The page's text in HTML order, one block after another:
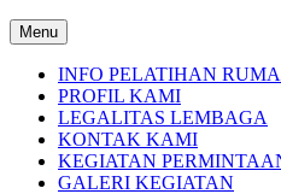
Menu
INFO PELATIHAN
PROFIL KAMI
LEGALITAS LEMBAGA
KONTAK KAMI
KEGIATAN
GALERI KEGIATAN